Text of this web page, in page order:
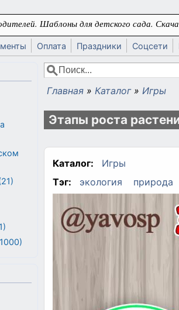
Шаблоны для детского сада.
Оплата Праздники Соцсети
Форма поиска
Поиск
Вы здесь
Главная » Каталог » Игры
Этапы роста
Каталог:
Игры
Тэг:
экология природа